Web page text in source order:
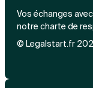
Vos échanges
notre charte de
© Legalstart.fr